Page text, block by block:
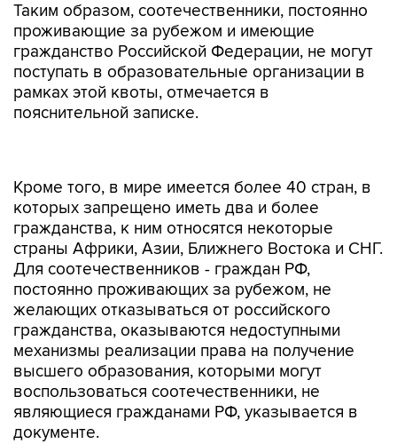
Таким образом, соотечественники, постоянно
проживающие за рубежом и имеющие
гражданство Российской Федерации, не могут
поступать в образовательные организации в
рамках этой квоты, отмечается в
пояснительной записке.
Кроме того, в мире имеется более 40 стран, в
которых запрещено иметь два и более
гражданства, к ним относятся некоторые
страны Африки, Азии, Ближнего Востока и СНГ.
Для соотечественников - граждан РФ,
постоянно проживающих за рубежом, не
желающих отказываться от российского
гражданства, оказываются недоступными
механизмы реализации права на получение
высшего образования, которыми могут
воспользоваться соотечественники, не
являющиеся гражданами РФ, указывается в
документе.